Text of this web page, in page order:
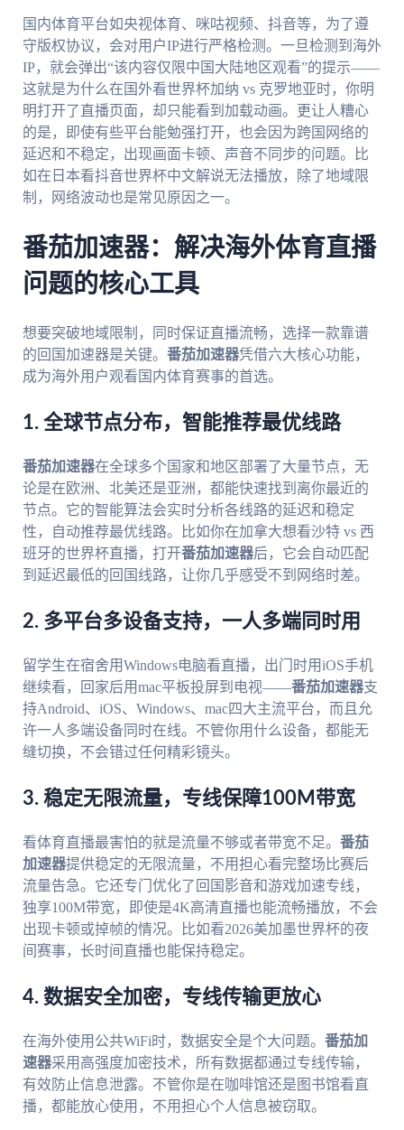
国内体育平台如央视体育、咪咕视频、抖音等，为了遵
守版权协议，会对用户IP进行严格检测。一旦检测到海外
IP，就会弹出“该内容仅限中国大陆地区观看”的提示——
这就是为什么在国外看世界杯加纳 vs 克罗地亚时，你明
明打开了直播页面，却只能看到加载动画。更让人糟心
的是，即使有些平台能勉强打开，也会因为跨国网络的
延迟和不稳定，出现画面卡顿、声音不同步的问题。比
如在日本看抖音世界杯中文解说无法播放，除了地域限
制，网络波动也是常见原因之一。
番茄加速器：解决海外体育直播
问题的核心工具
想要突破地域限制，同时保证直播流畅，选择一款靠谱
的回国加速器是关键。 番茄加速器凭借六大核心功能，
成为海外用户观看国内体育赛事的首选。
1. 全球节点分布，智能推荐最优线路
番茄加速器在全球多个国家和地区部署了大量节点，无
论是在欧洲、北美还是亚洲，都能快速找到离你最近的
节点。它的智能算法会实时分析各线路的延迟和稳定
性，自动推荐最优线路。比如你在加拿大想看沙特 vs 西
班牙的世界杯直播，打开番茄加速器后，它会自动匹配
到延迟最低的回国线路，让你几乎感受不到网络时差。
2. 多平台多设备支持，一人多端同时用
留学生在宿舍用Windows电脑看直播，出门时用iOS手机
继续看，回家后用mac平板投屏到电视——番茄加速器支
持Android、iOS、Windows、mac四大主流平台，而且允
许一人多端设备同时在线。不管你用什么设备，都能无
缝切换，不会错过任何精彩镜头。
3. 稳定无限流量，专线保障100M带宽
看体育直播最害怕的就是流量不够或者带宽不足。 番茄
加速器提供稳定的无限流量，不用担心看完整场比赛后
流量告急。它还专门优化了回国影音和游戏加速专线，
独享100M带宽，即使是4K高清直播也能流畅播放，不会
出现卡顿或掉帧的情况。比如看2026美加墨世界杯的夜
间赛事，长时间直播也能保持稳定。
4. 数据安全加密，专线传输更放心
在海外使用公共WiFi时，数据安全是个大问题。 番茄加
速器采用高强度加密技术，所有数据都通过专线传输，
有效防止信息泄露。不管你是在咖啡馆还是图书馆看直
播，都能放心使用，不用担心个人信息被窃取。